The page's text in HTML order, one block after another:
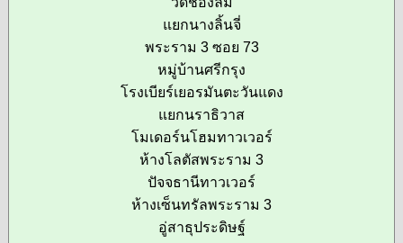
แยกนางลิ้นจี่
พระราม 3 ซอย 73
หมู่บ้านศรีกรุง
โรงเบียร์เยอรมันตะวันแดง
แยกนราธิวาส
โมเดอร์นโฮมทาวเวอร์
ห้างโลตัสพระราม 3
ปัจจธานีทาวเวอร์
ห้างเซ็นทรัลพระราม 3
อู่สาธุประดิษฐ์